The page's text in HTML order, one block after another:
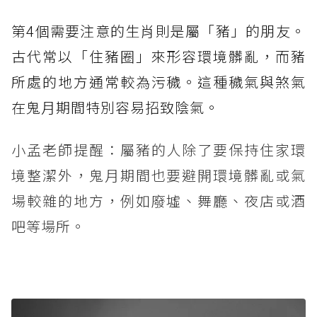
第4個需要注意的生肖則是屬「豬」的朋友。
古代常以「住豬圈」來形容環境髒亂，而豬
所處的地方通常較為污穢。這種穢氣與煞氣
在鬼月期間特別容易招致陰氣。
小孟老師提醒：屬豬的人除了要保持住家環
境整潔外，鬼月期間也要避開環境髒亂或氣
場較雜的地方，例如廢墟、舞廳、夜店或酒
吧等場所。